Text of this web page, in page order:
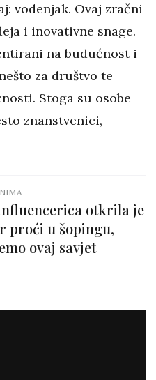
vodenjak. Ovaj zračni
i inovativne snage.
na budućnost i
za društvo te
Stoga su osobe
znanstvenici,
otkrila je
proći u šopingu,
ovaj savjet